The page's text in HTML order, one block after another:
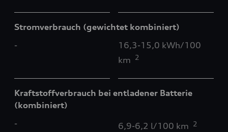
Stromverbrauch (gewichtet kombiniert)
-
16,3-15,0 kWh/100
km
2
Kraftstoffverbrauch bei entladener Batterie
(kombiniert)
-
6,9-6,2 l/100 km 2